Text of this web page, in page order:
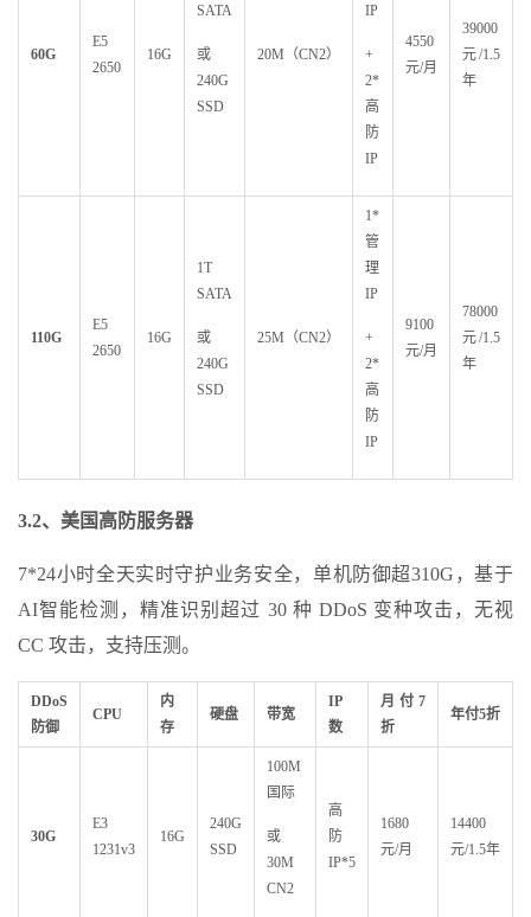
60G
E5
2650
16G
SATA
或
240G
SSD
20M（CN2）
IP
+
2*
高
防
IP
4550
元/月
39000
元/1.5
年
110G
E5
2650
16G
1T
SATA
或
240G
SSD
25M（CN2）
1*
管
理
IP
+
2*
高
防
IP
9100
元/月
78000
元/1.5
年
3.2、美国高防服务器
7*24小时全天实时守护业务安全，单机防御超310G，基于
AI智能检测，精准识别超过 30 种 DDoS 变种攻击，无视
CC 攻击，支持压测。
DDoS
防御
CPU
内
存
硬盘 带宽
IP
数
月付7
折
年付5折
30G
E3
1231v3
16G
240G
SSD
100M
国际
或
30M
CN2
高
防
IP*5
1680
元/月
14400
元/1.5年